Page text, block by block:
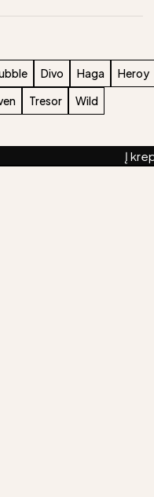
Divo Haga Heroy
Tresor Wild
Į